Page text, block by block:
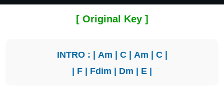
[ Original Key ]
INTRO : | Am | C| Am | C|
| F | Fdim | Dm | E |